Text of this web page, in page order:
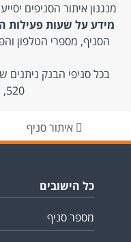
מנגנון איתור הסניפים
מידע על שעות פעילות
הסניף, מספרי הטלפון
520, 541, 583, 657.
איתור סניף
כל הישובים